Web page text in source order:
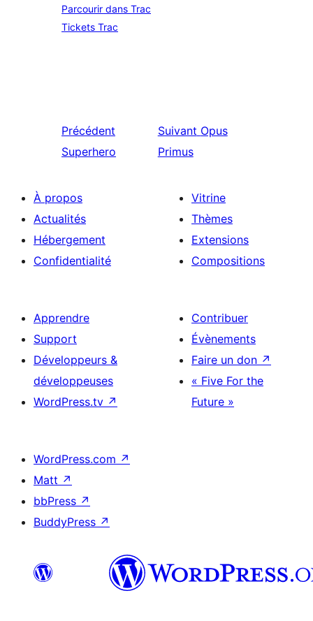
Parcourir dans Trac
Tickets Trac
Précédent
Superhero
Suivant Opus
Primus
À propos
Actualités
Hébergement
Confidentialité
Vitrine
Thèmes
Extensions
Compositions
Apprendre
Support
Développeurs &
développeuses
WordPress.tv ↗
Contribuer
Évènements
Faire un don ↗
« Five For the
Future »
WordPress.com ↗
Matt ↗
bbPress ↗
BuddyPress ↗